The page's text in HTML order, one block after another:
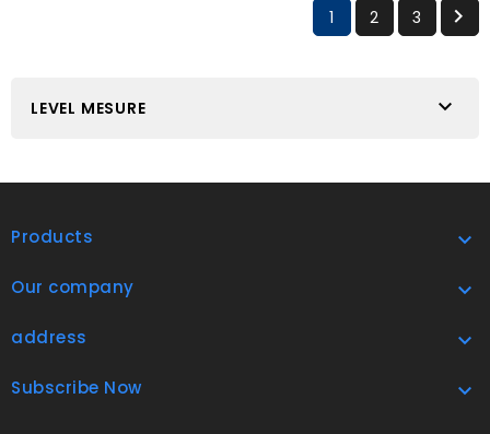
1 2 3 
LEVEL MESURE 
Products 
Our company 
address 
Subscribe Now 